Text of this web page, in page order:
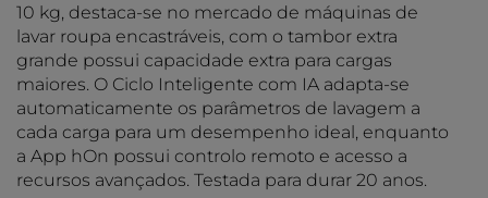
10 kg, destaca-se no mercado de máquinas de
lavar roupa encastráveis, com o tambor extra
grande possui capacidade extra para cargas
maiores. O Ciclo Inteligente com IA adapta-se
automaticamente os parâmetros de lavagem a
cada carga para um desempenho ideal, enquanto
a App hOn possui controlo remoto e acesso a
recursos avançados. Testada para durar 20 anos.